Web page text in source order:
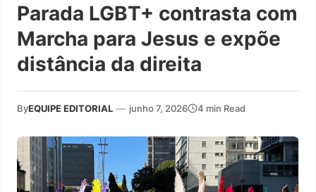
Parada LGBT+ contrasta com
Marcha para Jesus e expõe
distância da direita
ByEQUIPE EDITORIAL — junho 7, 2026 4 min Read